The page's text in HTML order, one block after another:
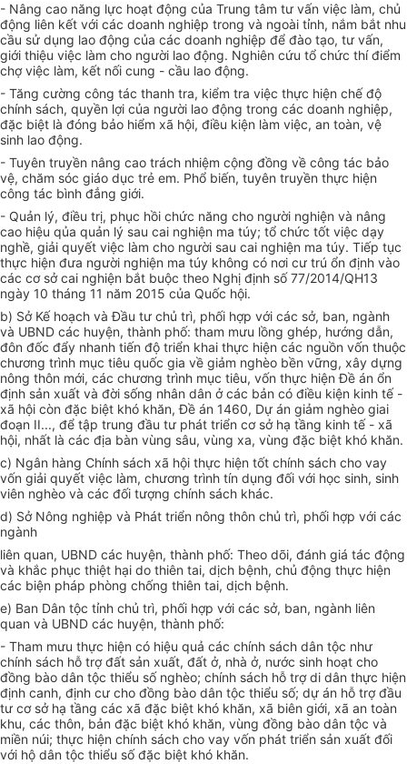
- Nâng cao năng lực hoạt động của Trung tâm tư vấn việc làm, chủ
động liên kết với các doanh nghiệp trong và ngoài tỉnh, nắm bắt nhu
cầu sử dụng lao động của các doanh nghiệp để đào tạo, tư vấn,
giới thiệu việc làm cho người lao động. Nghiên cứu tổ chức thí điểm
chợ việc làm, kết nối cung - cầu lao động.
- Tăng cường công tác thanh tra, kiểm tra việc thực hiện chế độ
chính sách, quyền lợi của người lao động trong các doanh nghiệp,
đặc biệt là đóng bảo hiểm xã hội, điều kiện làm việc, an toàn, vệ
sinh lao động.
- Tuyên truyền nâng cao trách nhiệm cộng đồng về công tác bảo
vệ, chăm sóc giáo dục trẻ em. Phổ biến, tuyên truyền thực hiện
công tác bình đẳng giới.
- Quản lý, điều trị, phục hồi chức năng cho người nghiện và nâng
cao hiệu qủa quản lý sau cai nghiện ma túy; tổ chức tốt việc dạy
nghề, giải quyết việc làm cho người sau cai nghiện ma túy. Tiếp tục
thực hiện đưa người nghiện ma túy không có nơi cư trú ổn định vào
các cơ sở cai nghiện bắt buộc theo Nghị định số 77/2014/QH13
ngày 10 tháng 11 năm 2015 của Quốc hội.
b) Sở Kế hoạch và Đầu tư chủ trì, phối hợp với các sở, ban, ngành
và UBND các huyện, thành phố: tham mưu lồng ghép, hướng dẫn,
đôn đốc đẩy nhanh tiến độ triển khai thực hiện các nguồn vốn thuộc
chương trình mục tiêu quốc gia về giảm nghèo bền vững, xây dựng
nông thôn mới, các chương trình mục tiêu, vốn thực hiệnĐề án ổn
định sản xuất và đời sống nhân dân ở các bản có điều kiện kinh tế -
xã hội còn đặc biệt khó khăn,Đề án 1460, Dự án giảm nghèo giai
đoạn II..., để tập trung đầu tư phát triển cơ sở hạ tầng kinh tế - xã
hội, nhất là các địa bàn vùng sâu, vùng xa, vùng đặc biệt khó khăn.
c) Ngân hàng Chính sách xã hội thực hiện tốt chính sách cho vay
vốn giải quyết việc làm, chương trình tín dụng đối với học sinh, sinh
viên nghèo và các đối tượng chính sách khác.
d) Sở Nông nghiệp và Phát triển nông thôn chủ trì, phối hợp với các
ngành
liên quan, UBND các huyện, thành phố: Theo dõi, đánh giá tác động
và khắc phục thiệt hại do thiên tai, dịch bệnh, chủ động thực hiện
các biện pháp phòng chống thiên tai, dịch bệnh.
e) Ban Dân tộc tỉnh chủ trì, phối hợp với các sở, ban, ngành liên
quan và UBND các huyện, thành phố:
- Tham mưu thực hiện có hiệu quả các chính sách dân tộc như
chính sách hỗ trợ đất sản xuất, đất ở, nhà ở, nước sinh hoạt cho
đồng bào dân tộc thiểu số nghèo; chính sách hỗ trợ di dân thực hiện
định canh, định cư cho đồng bào dân tộc thiểu số; dự án hỗ trợ đầu
tư cơ sở hạ tầng các xã đặc biệt khó khăn, xã biên giới, xã an toàn
khu, các thôn, bản đặc biệt khó khăn, vùng đồng bào dân tộc và
miền núi; thực hiện chính sách cho vay vốn phát triển sản xuất đối
với hộ dân tộc thiểu số đặc biệt khó khăn.